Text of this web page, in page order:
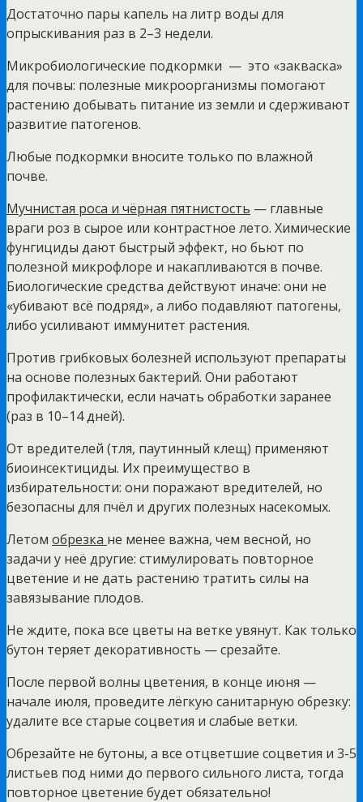
Достаточно пары капель на литр воды для
опрыскивания раз в 2–3 недели.
Микробиологические подкормки — это «закваска»
для почвы: полезные микроорганизмы помогают
растению добывать питание из земли и сдерживают
развитие патогенов.
Любые подкормки вносите только по влажной
почве.
Мучнистая роса и чёрная пятнистость — главные
враги роз в сырое или контрастное лето. Химические
фунгициды дают быстрый эффект, но бьют по
полезной микрофлоре и накапливаются в почве.
Биологические средства действуют иначе: они не
«убивают всё подряд», а либо подавляют патогены,
либо усиливают иммунитет растения.
Против грибковых болезней используют препараты
на основе полезных бактерий. Они работают
профилактически, если начать обработки заранее
(раз в 10–14 дней).
От вредителей (тля, паутинный клещ) применяют
биоинсектициды. Их преимущество в
избирательности: они поражают вредителей, но
безопасны для пчёл и других полезных насекомых.
Летом обрезка не менее важна, чем весной, но
задачи у неё другие: стимулировать повторное
цветение и не дать растению тратить силы на
завязывание плодов.
Не ждите, пока все цветы на ветке увянут. Как только
бутон теряет декоративность — срезайте.
После первой волны цветения, в конце июня —
начале июля, проведите лёгкую санитарную обрезку:
удалите все старые соцветия и слабые ветки.
Обрезайте не бутоны, а все отцветшие соцветия и 3-5
листьев под ними до первого сильного листа, тогда
повторное цветение будет обязательно!